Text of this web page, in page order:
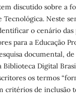
discutido sobre a
Tecnológica. Neste
o cenário das
para a Educação
documental,
Biblioteca Digital
os termos
critérios de inclusão